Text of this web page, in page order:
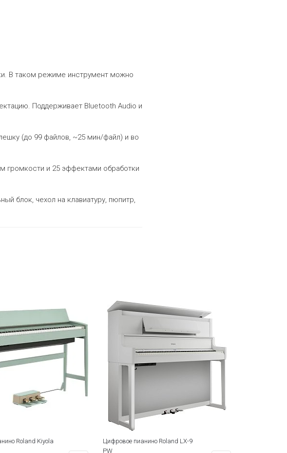
В таком режиме инструмент можно
Поддерживает Bluetooth Audio и
(до 99 файлов, ~25 мин/файл) и во
громкости и 25 эффектами обработки
блок, чехол на клавиатуру, пюпитр,
Roland Kiyola
Цифровое пианино Roland LX-9
PW